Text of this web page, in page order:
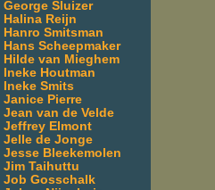
George Sluizer
Halina Reijn
Hanro Smitsman
Hans Scheepmaker
Hilde van Mieghem
Ineke Houtman
Ineke Smits
Janice Pierre
Jean van de Velde
Jeffrey Elmont
Jelle de Jonge
Jesse Bleekemolen
Jim Taihuttu
Job Gosschalk